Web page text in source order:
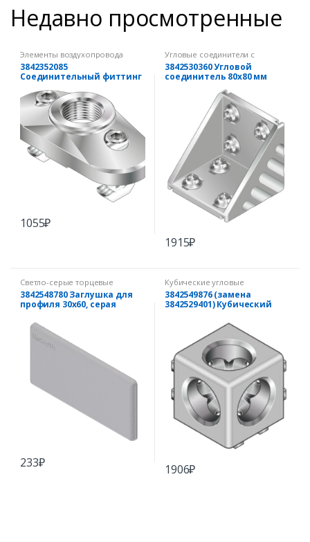
Недавно просмотренные
Элементы воздухопровода
3842352085
Соединительный фиттинг
1055₽
Угловые соединители с
комплектом крепежа
3842530360 Угловой
соединитель 80х80 мм
1915₽
Светло-серые торцевые
заглушки
3842548780 Заглушка для
профиля 30х60, серая
233₽
Кубические угловые
соединители
3842549876 (замена
3842529401) Кубический
1906₽